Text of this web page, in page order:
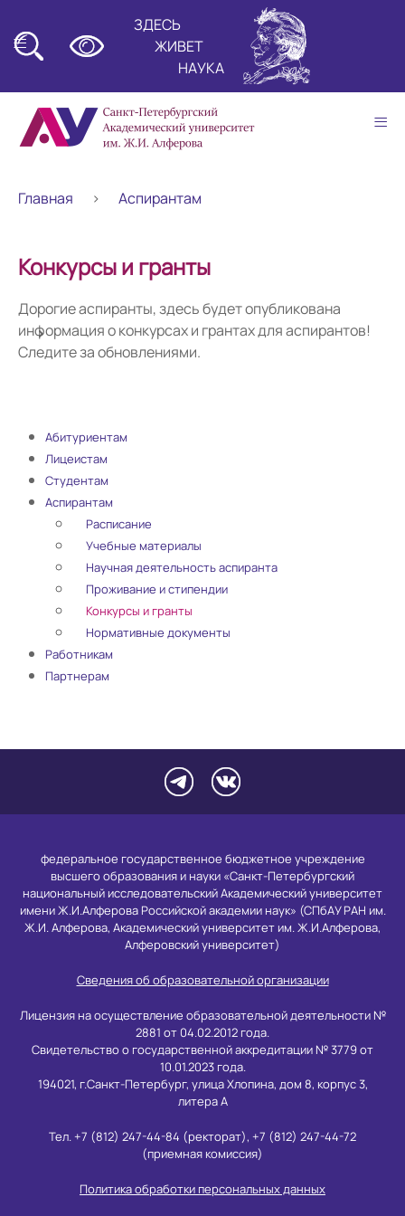
ЗДЕСЬ
ЖИВЕТ
НАУКА
Главная Аспирантам
Конкурсы и гранты
Дорогие аспиранты, здесь будет опубликована
информация о конкурсах и грантах для аспирантов!
Следите за обновлениями.
Абитуриентам
Лицеистам
Студентам
Аспирантам
Расписание
Учебные материалы
Научная деятельность аспиранта
Проживание и стипендии
Конкурсы и гранты
Нормативные документы
Работникам
Партнерам
федеральное государственное бюджетное учреждение
высшего образования и науки «Санкт-Петербургский
национальный исследовательский Академический университет
имени Ж.И.Алферова Российской академии наук» (СПбАУ РАН им.
Ж.И. Алферова, Академический университет им. Ж.И.Алферова,
Алферовский университет)
Сведения об образовательной организации
Лицензия на осуществление образовательной деятельности №
2881 от 04.02.2012 года.
Свидетельство о государственной аккредитации № 3779 от
10.01.2023 года.
194021, г.Санкт-Петербург, улица Хлопина, дом 8, корпус 3,
литера А
Тел. +7 (812) 247-44-84 (ректорат), +7 (812) 247-44-72
(приемная комиссия)
Политика обработки персональных данных
≡
≡